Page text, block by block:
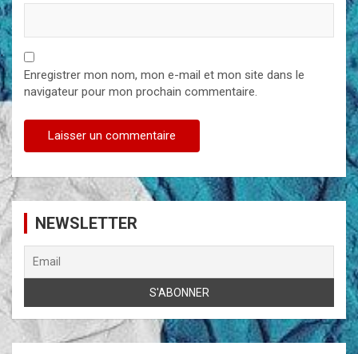
Enregistrer mon nom, mon e-mail et mon site dans le
navigateur pour mon prochain commentaire.
NEWSLETTER